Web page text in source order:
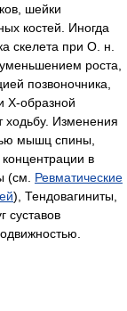
шейки
костей. Иногда
скелета при О. н.
роста,
позвоночника,
Х-образной
ходьбу. Изменения
мышц спины,
в
(см. Ревматические
), Тендовагиниты,
суставов